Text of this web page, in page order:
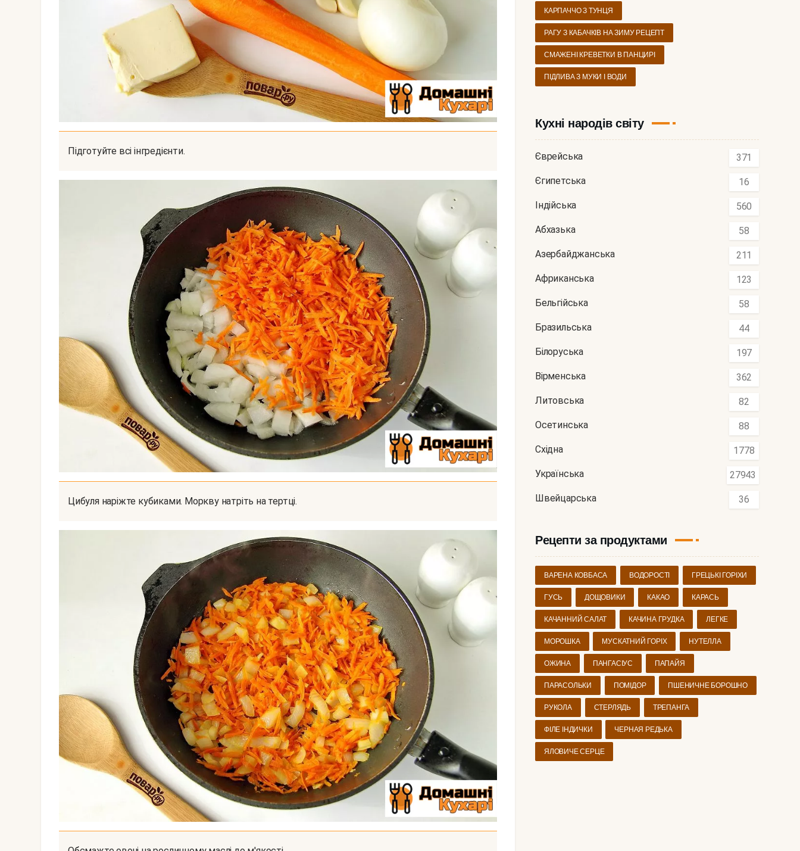
Підготуйте всі інгредієнти.
Цибуля наріжте кубиками. Моркву натріть на тертці.
КАРПАЧЧО З ТУНЦЯ
РАГУ З КАБАЧКІВ НА ЗИМУ РЕЦЕПТ
СМАЖЕНІ КРЕВЕТКИ В ПАНЦИРІ
ПІДЛИВА З МУКИ І ВОДИ
Кухні народів світу
Єврейська 371
Єгипетська 16
Індійська 560
Абхазька 58
Азербайджанська 211
Африканська 123
Бельгійська 58
Бразильська 44
Білоруська 197
Вірменська 362
Литовська 82
Осетинська 88
Східна 1778
Українська 27943
Швейцарська 36
Рецепти за продуктами
ВАРЕНА КОВБАСА ВОДОРОСТІ ГРЕЦЬКІ ГОРІХИ
ГУСЬ ДОЩОВИКИ КАКАО КАРАСЬ
КАЧАННИЙ САЛАТ КАЧИНА ГРУДКА ЛЕГКЕ
МОРОШКА МУСКАТНИЙ ГОРІХ НУТЕЛЛА
ОЖИНА ПАНГАСІУС ПАПАЙЯ
ПАРАСОЛЬКИ ПОМІДОР ПШЕНИЧНЕ БОРОШНО
РУКОЛА СТЕРЛЯДЬ ТРЕПАНГА
ФІЛЕ ІНДИЧКИ ЧЕРНАЯ РЕДЬКА
ЯЛОВИЧЕ СЕРЦЕ